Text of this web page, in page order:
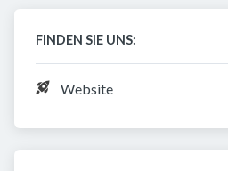
FINDEN SIE UNS:
Website